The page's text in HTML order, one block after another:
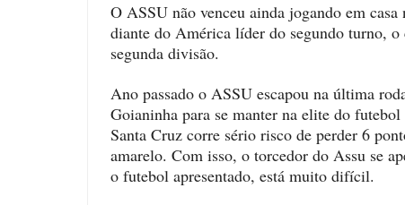
O ASSU não venceu ainda jogando em
diante do América líder do segundo turno,
segunda divisão.
Ano passado o ASSU escapou na última
Goianinha para se manter na elite do
Santa Cruz corre sério risco de perder 6
amarelo. Com isso, o torcedor do Assu se
o futebol apresentado, está muito difícil.